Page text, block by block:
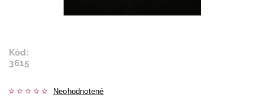
Kód:
3615
Neohodnotené